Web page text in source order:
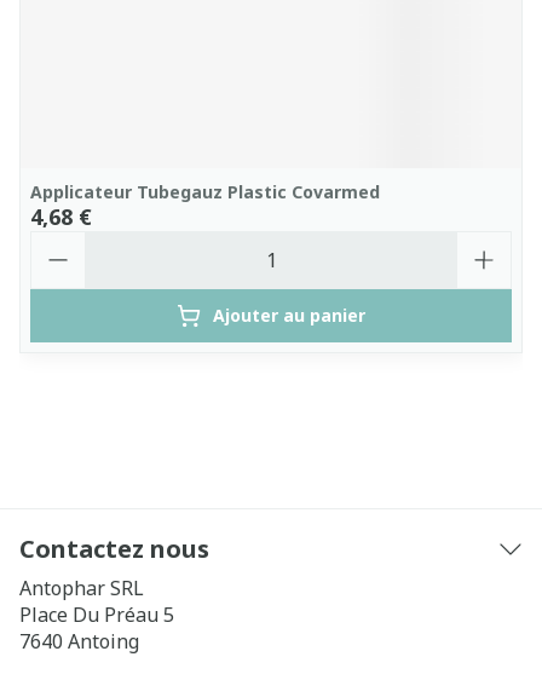
Applicateur Tubegauz Plastic Covarmed
4,68 €
Ajouter au panier
Contactez nous
Antophar SRL
Place Du Préau 5
7640 Antoing